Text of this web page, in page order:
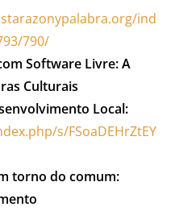
ind
790/
Software Livre: A
Culturais
Local:
s/FSoaDEHrZtEY
torno do comum: